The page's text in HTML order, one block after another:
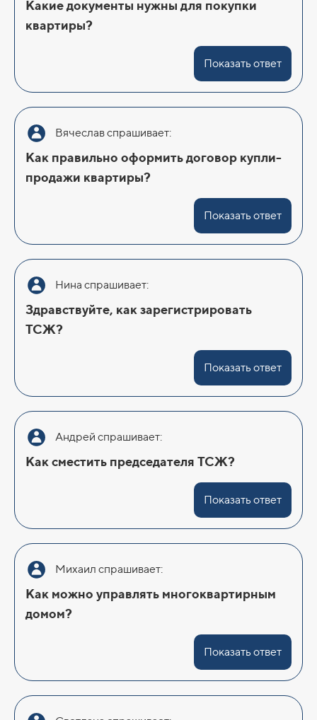
Какие документы нужны для покупки
квартиры?
Показать ответ
Вячеслав спрашивает:
Как правильно оформить договор купли-
продажи квартиры?
Показать ответ
Нина спрашивает:
Здравствуйте, как зарегистрировать
ТСЖ?
Показать ответ
Андрей спрашивает:
Как сместить председателя ТСЖ?
Показать ответ
Михаил спрашивает:
Как можно управлять многоквартирным
домом?
Показать ответ